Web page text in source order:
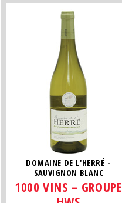
DOMAINE DE L'HERRÉ -
SAUVIGNON BLANC
1000 VINS – GROUPE